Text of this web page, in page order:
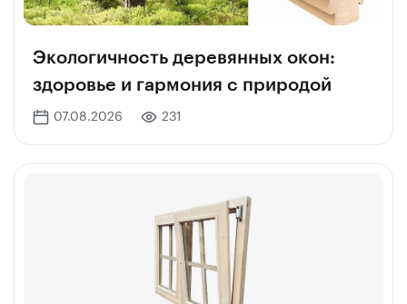
Экологичность деревянных окон:
здоровье и гармония с природой
07.08.2026 231